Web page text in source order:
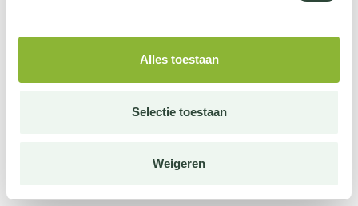
Alles toestaan
Selectie toestaan
Weigeren